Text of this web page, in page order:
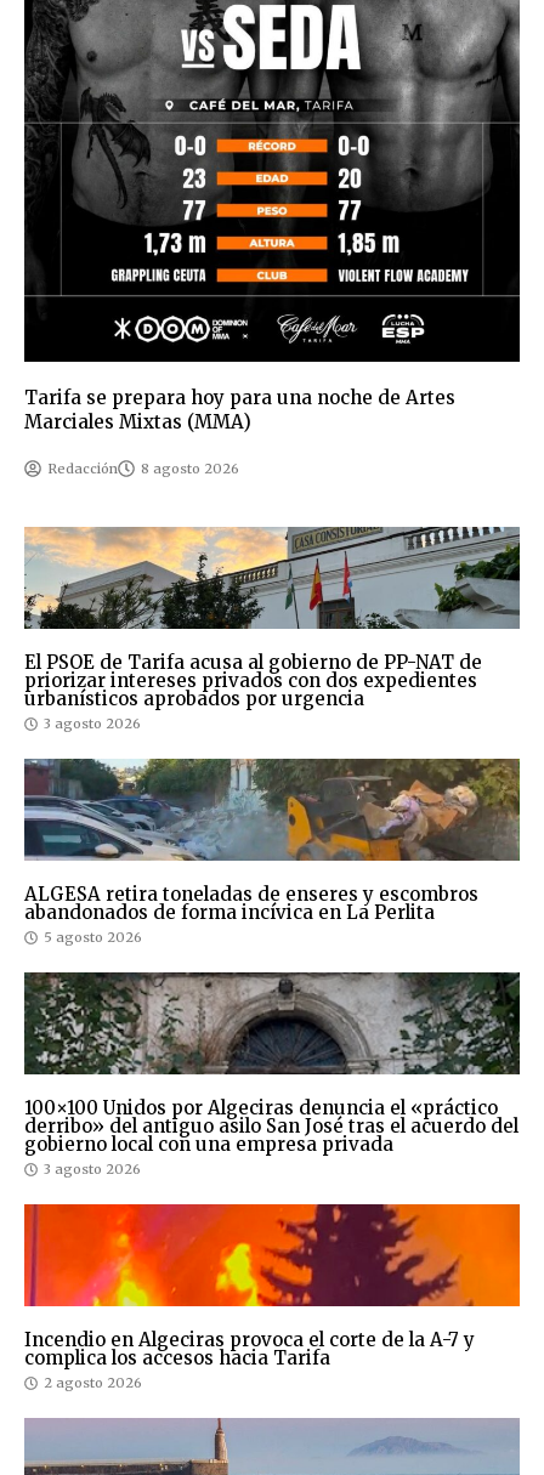
Tarifa se prepara hoy para una noche de Artes
Marciales Mixtas (MMA)
Redacción 8 agosto 2026
El PSOE de Tarifa acusa al gobierno de PP-NAT de
priorizar intereses privados con dos expedientes
urbanísticos aprobados por urgencia
3 agosto 2026
ALGESA retira toneladas de enseres y escombros
abandonados de forma incívica en La Perlita
5 agosto 2026
100×100 Unidos por Algeciras denuncia el «práctico
derribo» del antiguo asilo San José tras el acuerdo del
gobierno local con una empresa privada
3 agosto 2026
Incendio en Algeciras provoca el corte de la A-7 y
complica los accesos hacia Tarifa
2 agosto 2026